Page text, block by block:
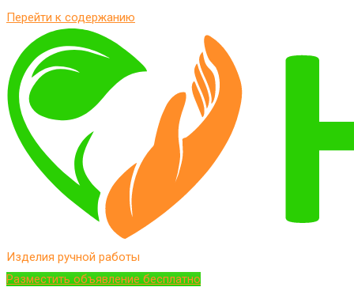
Перейти к содержанию
Изделия ручной работы
Разместить объявление бесплатно